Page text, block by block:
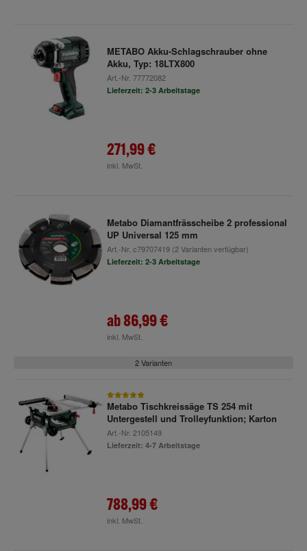
METABO Akku-Schlagschrauber ohne
Akku, Typ: 18LTX800
Art.-Nr. 77772082
Lieferzeit: 2-3 Arbeitstage
271,99 €
inkl. MwSt.
Metabo Diamantfrässcheibe 2 professional
UP Universal 125 mm
Art.-Nr. c79707419(2 Varianten verfügbar)
Lieferzeit: 2-3 Arbeitstage
ab86,99 €
inkl. MwSt.
2 Varianten
Metabo Tischkreissäge TS 254 mit
Untergestell und Trolleyfunktion; Karton
Art.-Nr. 2105149
Lieferzeit: 4-7 Arbeitstage
788,99 €
inkl. MwSt.